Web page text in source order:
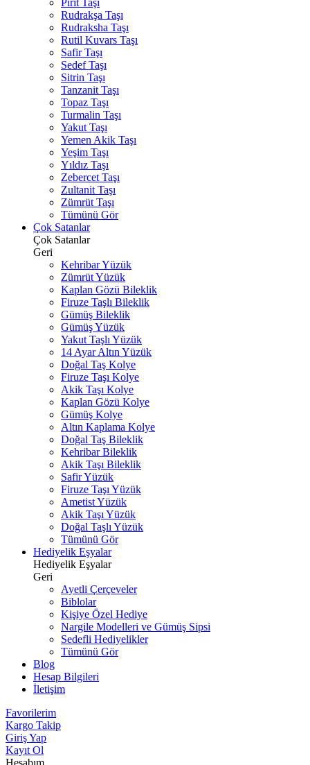
Pirit Taşı
Rudrakşa Taşı
Rudraksha Taşı
Rutil Kuvars Taşı
Safir Taşı
Sedef Taşı
Sitrin Taşı
Tanzanit Taşı
Topaz Taşı
Turmalin Taşı
Yakut Taşı
Yemen Akik Taşı
Yeşim Taşı
Yıldız Taşı
Zebercet Taşı
Zultanit Taşı
Zümrüt Taşı
Tümünü Gör
Çok Satanlar
Çok Satanlar
Geri
Kehribar Yüzük
Zümrüt Yüzük
Kaplan Gözü Bileklik
Firuze Taşlı Bileklik
Gümüş Bileklik
Gümüş Yüzük
Yakut Taşlı Yüzük
14 Ayar Altın Yüzük
Doğal Taş Kolye
Firuze Taşı Kolye
Akik Taşı Kolye
Kaplan Gözü Kolye
Gümüş Kolye
Altın Kaplama Kolye
Doğal Taş Bileklik
Kehribar Bileklik
Akik Taşı Bileklik
Safir Yüzük
Firuze Taşı Yüzük
Ametist Yüzük
Akik Taşı Yüzük
Doğal Taşlı Yüzük
Tümünü Gör
Hediyelik Eşyalar
Hediyelik Eşyalar
Geri
Ayetli Çerçeveler
Biblolar
Kişiye Özel Hediye
Nargile Modelleri ve Gümüş Sipsi
Sedefli Hediyelikler
Tümünü Gör
Blog
Hesap Bilgileri
İletişim
Favorilerim
Kargo Takip
Giriş Yap
Kayıt Ol
Hesabım